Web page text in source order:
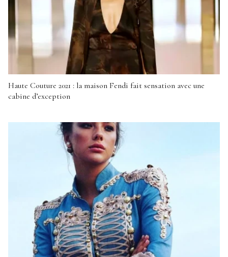
Haute Couture 2021 : la maison Fendi fait sensation avec une
cabine d’exception